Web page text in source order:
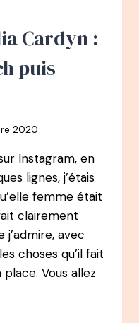
Cardyn :
puis
2020
Instagram, en
lignes, j’étais
femme était
clairement
avec
choses qu’il fait
place. Vous allez